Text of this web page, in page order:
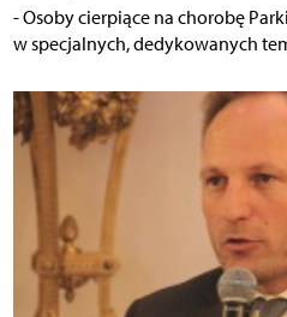
- Osoby cierpiące na chorobę
w specjalnych, dedykowanych